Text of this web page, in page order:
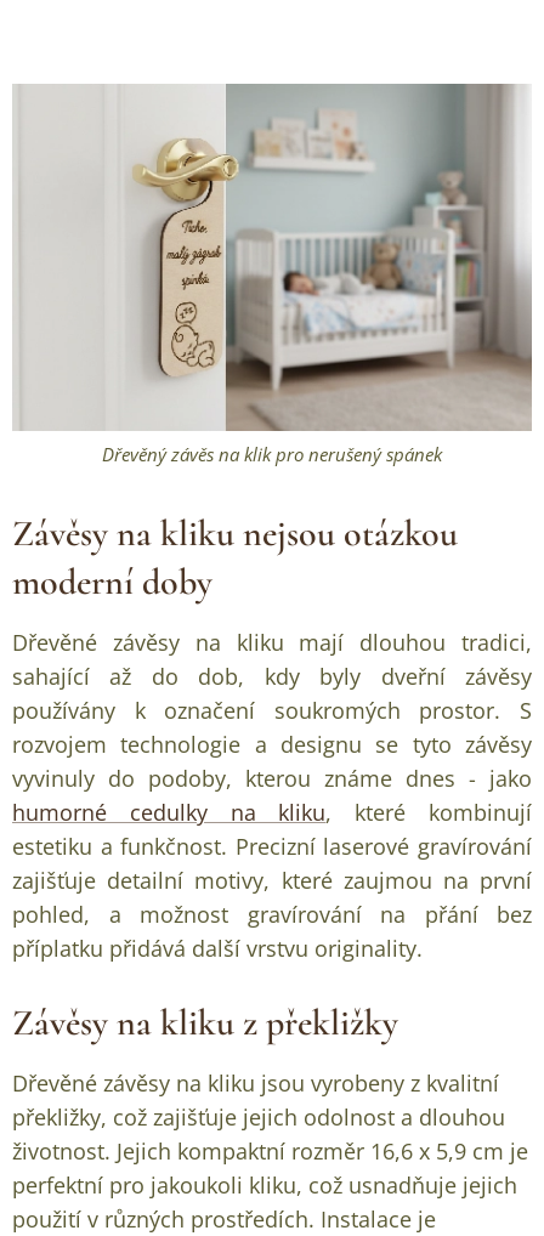
Dřevěný závěs na klik pro nerušený spánek
Závěsy na kliku nejsou otázkou
moderní doby
Dřevěné závěsy na kliku mají dlouhou tradici,
sahající až do dob, kdy byly dveřní závěsy
používány k označení soukromých prostor. S
rozvojem technologie a designu se tyto závěsy
vyvinuly do podoby, kterou známe dnes - jako
humorné cedulky na kliku, které kombinují
estetiku a funkčnost. Precizní laserové gravírování
zajišťuje detailní motivy, které zaujmou na první
pohled, a možnost gravírování na přání bez
příplatku přidává další vrstvu originality.
Závěsy na kliku z překližky
Dřevěné závěsy na kliku jsou vyrobeny z kvalitní
překližky, což zajišťuje jejich odolnost a dlouhou
životnost. Jejich kompaktní rozměr 16,6 x 5,9 cm je
perfektní pro jakoukoli kliku, což usnadňuje jejich
použití v různých prostředích. Instalace je